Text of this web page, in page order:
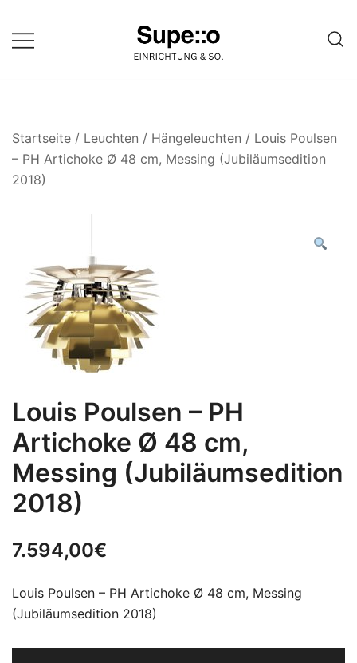
zum
Inhalt
einer Website
Startseite / Leuchten / Hängeleuchten / Louis Poulsen
– PH Artichoke Ø 48 cm, Messing (Jubiläumsedition
2018)
Louis Poulsen – PH
Artichoke Ø 48 cm,
Messing (Jubiläumsedition
2018)
7.594,00€
Louis Poulsen – PH Artichoke Ø 48 cm, Messing
(Jubiläumsedition 2018)